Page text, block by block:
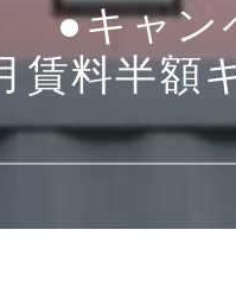
●キャ
料半額